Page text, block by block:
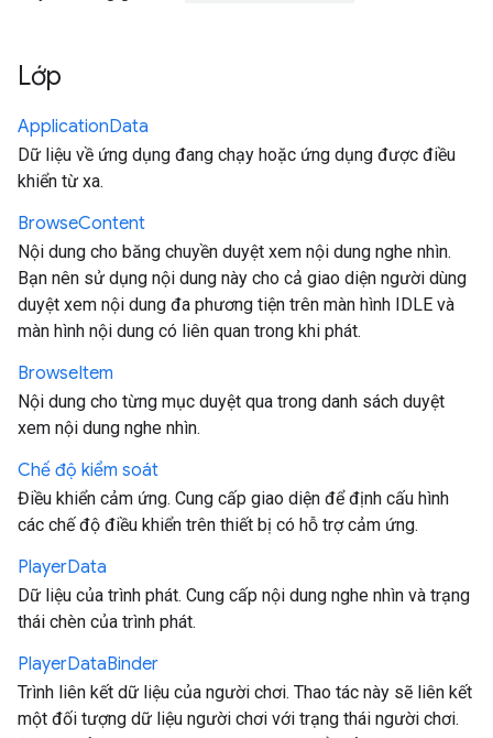
Lớp
ApplicationData
Dữ liệu về ứng dụng đang chạy hoặc ứng dụng được điều
khiển từ xa.
BrowseContent
Nội dung cho băng chuyền duyệt xem nội dung nghe nhìn.
Bạn nên sử dụng nội dung này cho cả giao diện người dùng
duyệt xem nội dung đa phương tiện trên màn hình IDLE và
màn hình nội dung có liên quan trong khi phát.
BrowseItem
Nội dung cho từng mục duyệt qua trong danh sách duyệt
xem nội dung nghe nhìn.
Chế độ kiểm soát
Điều khiển cảm ứng. Cung cấp giao diện để định cấu hình
các chế độ điều khiển trên thiết bị có hỗ trợ cảm ứng.
PlayerData
Dữ liệu của trình phát. Cung cấp nội dung nghe nhìn và trạng
thái chèn của trình phát.
PlayerDataBinder
Trình liên kết dữ liệu của người chơi. Thao tác này sẽ liên kết
một đối tượng dữ liệu người chơi với trạng thái người chơi.